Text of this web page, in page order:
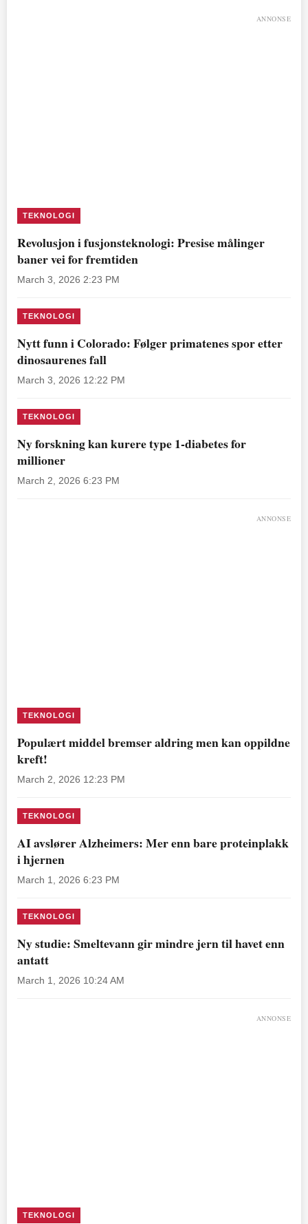
ANNONSE
TEKNOLOGI
Revolusjon i fusjonsteknologi: Presise målinger
baner vei for fremtiden
March 3, 2026 2:23 PM
TEKNOLOGI
Nytt funn i Colorado: Følger primatenes spor etter
dinosaurenes fall
March 3, 2026 12:22 PM
TEKNOLOGI
Ny forskning kan kurere type 1-diabetes for
millioner
March 2, 2026 6:23 PM
ANNONSE
TEKNOLOGI
Populært middel bremser aldring men kan oppildne
kreft!
March 2, 2026 12:23 PM
TEKNOLOGI
AI avslører Alzheimers: Mer enn bare proteinplakk
i hjernen
March 1, 2026 6:23 PM
TEKNOLOGI
Ny studie: Smeltevann gir mindre jern til havet enn
antatt
March 1, 2026 10:24 AM
ANNONSE
TEKNOLOGI